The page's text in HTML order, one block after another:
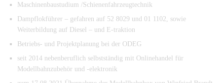
Maschinenbaustudium /Schienenfahrzeugtechnik
Dampflokführer – gefahren auf 52 8029 und 01 1102, sowie
Weiterbildung auf Diesel – und E-traktion
Betriebs- und Projektplanung bei der ODEG
seit 2014 nebenberuflich selbstständig mit Onlinehandel für
Modellbahnzubehör und -elektronik